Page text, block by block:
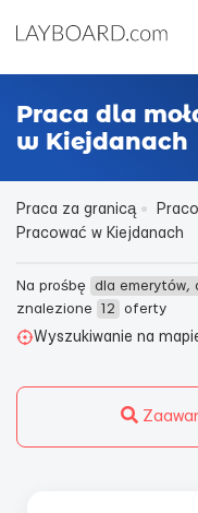
Praca dla
w Kiejdanach
Praca za granicą
Pracować w Kiejdanach
Na prośbę dla emerytów,
znalezione
12
oferty
Wyszukiwanie na